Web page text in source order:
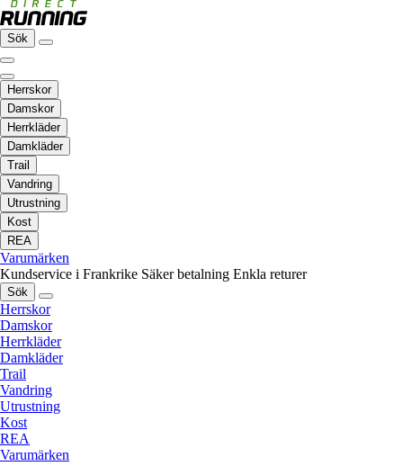
Sök
Herrskor
Damskor
Herrkläder
Damkläder
Trail
Vandring
Utrustning
Kost
REA
Varumärken
Kundservice i Frankrike Säker betalning Enkla returer
Sök
Herrskor
Damskor
Herrkläder
Damkläder
Trail
Vandring
Utrustning
Kost
REA
Varumärken